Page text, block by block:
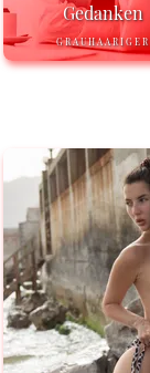
Gedanken
GRAUHAARIGER